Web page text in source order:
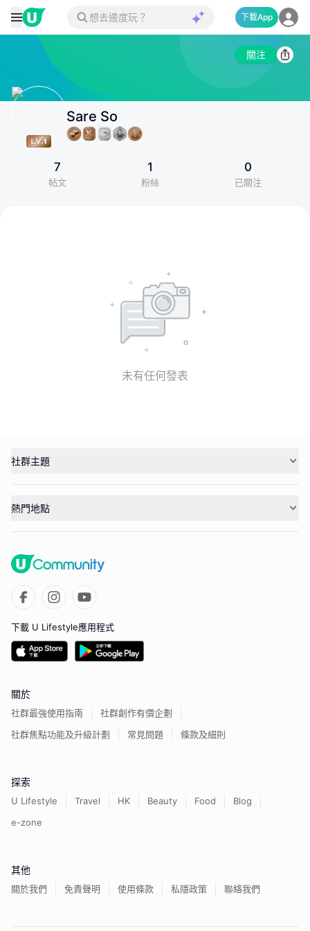
下載App
關注
Sare So
7
帖文
1
粉絲
0
已關注
未有任何發表
社群主題
熱門地點
下載 U Lifestyle應用程式
關於
社群最強使用指南
社群創作有價企劃
社群焦點功能及升級計劃
常見問題 條款及細則
探索
U Lifestyle Travel HK Beauty Food
Blog
e-zone
其他
關於我們 免責聲明 使用條款 私隱政策 聯絡我們